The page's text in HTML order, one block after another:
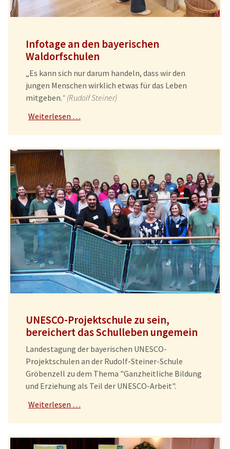
Infotage an den bayerischen
Waldorfschulen
„Es kann sich nur darum handeln, dass wir den
jungen Menschen wirklich etwas für das Leben
mitgeben.“ (Rudolf Steiner)
Weiterlesen …
UNESCO-Projektschule zu sein,
bereichert das Schulleben ungemein
Landestagung der bayerischen UNESCO-
Projektschulen an der Rudolf-Steiner-Schule
Gröbenzell zu dem Thema "Ganzheitliche Bildung
und Erziehung als Teil der UNESCO-Arbeit".
Weiterlesen …